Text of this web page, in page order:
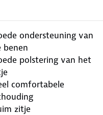
ondersteuning van
benen
polstering van het
comfortabele
zitje